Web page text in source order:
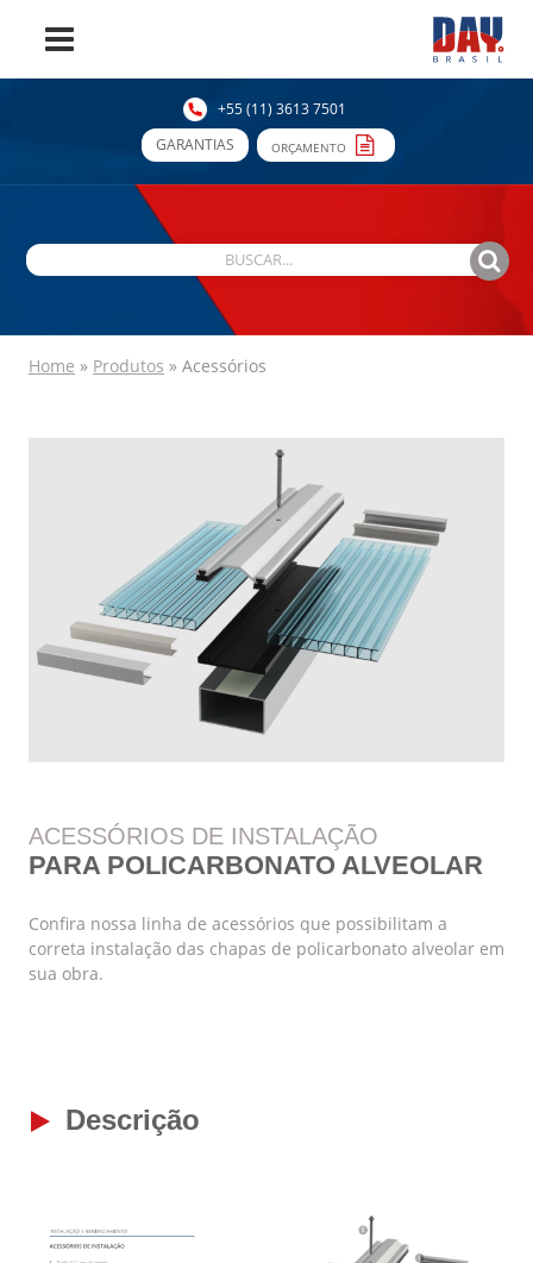
+55 (11) 3613 7501
GARANTIAS
ORÇAMENTO
Home » Produtos » Acessórios
ACESSÓRIOS DE INSTALAÇÃO
PARA POLICARBONATO ALVEOLAR
Confira nossa linha de acessórios que possibilitam a
correta instalação das chapas de policarbonato alveolar em
sua obra.
Descrição